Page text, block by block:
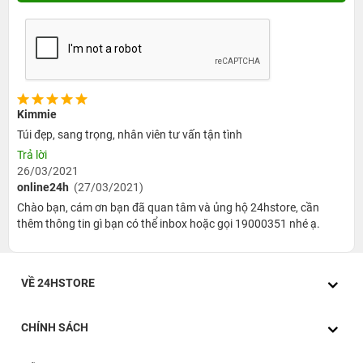
còn hạn chế khả năng trơn trượt khi sử dụng. Sản phẩm
của Tucano sẽ đảm bảo mang đến một trải nghiệm tiện
dụng nhất cho người dùng.
Kimmie
Túi đẹp, sang trọng, nhân viên tư vấn tận tình
Trả lời
26/03/2021
online24h (27/03/2021)
Chào bạn, cám ơn bạn đã quan tâm và ủng hộ 24hstore, cần
thêm thông tin gì bạn có thể inbox hoặc gọi 19000351 nhé ạ.
VỀ 24HSTORE
CHÍNH SÁCH